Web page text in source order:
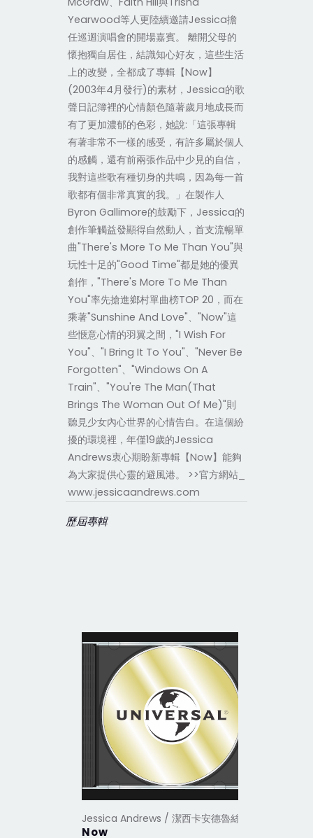
Yearwood等人更陸續邀請Jessica擔
任巡迴演唱會的開場嘉賓。 離開父母的
懷抱獨自居住，結識知心好友，這些生活
上的改變，全都成了專輯【Now】
(2003年4月發行)的素材，Jessica的歌
聲日記簿裡的心情顏色隨著歲月地成長而
有了更加濃郁的色彩，她說:「這張專輯
有著非常不一樣的感受，有許多屬於個人
的感觸，還有前兩張作品中少見的自信，
我對這些歌有種切身的共鳴，因為每一首
歌都有個非常真實的我。」在製作人
Byron Gallimore的鼓勵下，Jessica的
創作筆觸益發顯得自然動人，首支流暢單
曲"There's More To Me Than You"與
玩性十足的"Good Time"都是她的優異
創作，"There's More To Me Than
You"率先搶進鄉村單曲榜TOP 20，而在
乘著"Sunshine And Love"、"Now"這
些愜意心情的羽翼之間，"I Wish For
You"、"I Bring It To You"、"Never Be
Forgotten"、"Windows On A
Train"、"You're The Man(That
Brings The Woman Out Of Me)"則
聽見少女內心世界的心情告白。在這個紛
擾的環境裡，年僅19歲的Jessica
Andrews衷心期盼新專輯【Now】能夠
為大家提供心靈的避風港。 >>官方網站_
www.jessicaandrews.com
歷屆專輯
Jessica Andrews / 潔西卡安德魯絲
Now